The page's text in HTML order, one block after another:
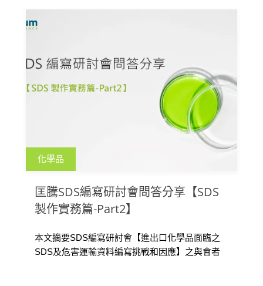
化學品
匡騰SDS編寫研討會問答分享【SDS
製作實務篇-Part2】
本文摘要SDS編寫研討會【進出口化學品面臨之
SDS及危害運輸資料編寫挑戰和因應】之與會者